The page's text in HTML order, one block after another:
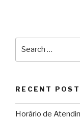
RECENT
Horário de